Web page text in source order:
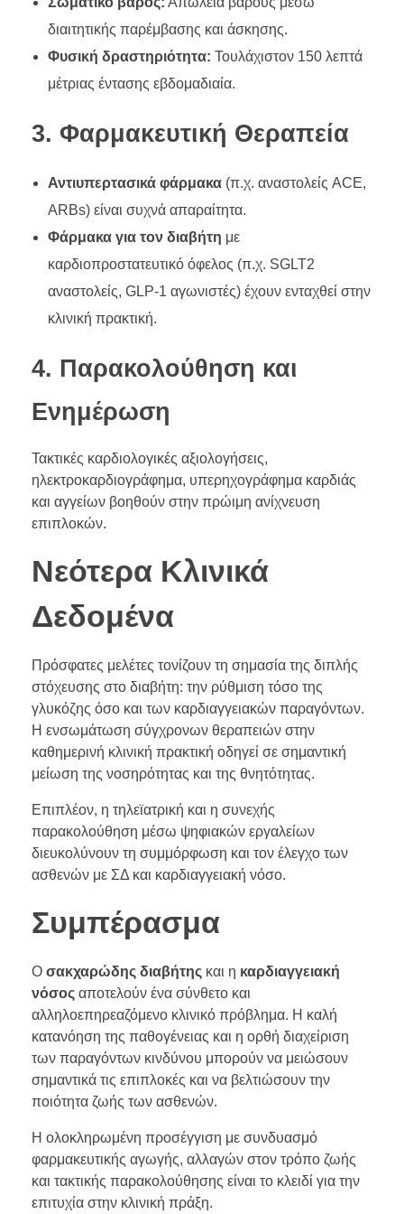
διαιτητικής παρέμβασης και άσκησης.
Φυσική δραστηριότητα: Τουλάχιστον 150 λεπτά
μέτριας έντασης εβδομαδιαία.
3. Φαρμακευτική Θεραπεία
Αντιυπερτασικά φάρμακα(π.χ. αναστολείς ACE,
ARBs) είναι συχνά απαραίτητα.
Φάρμακα για τον διαβήτη με
καρδιοπροστατευτικό όφελος (π.χ. SGLT2
αναστολείς, GLP-1 αγωνιστές) έχουν ενταχθεί στην
κλινική πρακτική.
4. Παρακολούθηση και
Ενημέρωση
Τακτικές καρδιολογικές αξιολογήσεις,
ηλεκτροκαρδιογράφημα, υπερηχογράφημα καρδιάς
και αγγείων βοηθούν στην πρώιμη ανίχνευση
επιπλοκών.
Νεότερα Κλινικά
Δεδομένα
Πρόσφατες μελέτες τονίζουν τη σημασία της διπλής
στόχευσης στο διαβήτη: την ρύθμιση τόσο της
γλυκόζης όσο και των καρδιαγγειακών παραγόντων.
Η ενσωμάτωση σύγχρονων θεραπειών στην
καθημερινή κλινική πρακτική οδηγεί σε σημαντική
μείωση της νοσηρότητας και της θνητότητας.
Επιπλέον, η τηλεϊατρική και η συνεχής
παρακολούθηση μέσω ψηφιακών εργαλείων
διευκολύνουν τη συμμόρφωση και τον έλεγχο των
ασθενών με ΣΔ και καρδιαγγειακή νόσο.
Συμπέρασμα
Ο σακχαρώδης διαβήτης και η καρδιαγγειακή
νόσος αποτελούν ένα σύνθετο και
αλληλοεπηρεαζόμενο κλινικό πρόβλημα. Η καλή
κατανόηση της παθογένειας και η ορθή διαχείριση
των παραγόντων κινδύνου μπορούν να μειώσουν
σημαντικά τις επιπλοκές και να βελτιώσουν την
ποιότητα ζωής των ασθενών.
Η ολοκληρωμένη προσέγγιση με συνδυασμό
φαρμακευτικής αγωγής, αλλαγών στον τρόπο ζωής
και τακτικής παρακολούθησης είναι το κλειδί για την
επιτυχία στην κλινική πράξη.